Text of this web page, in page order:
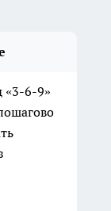
«3-6-9»